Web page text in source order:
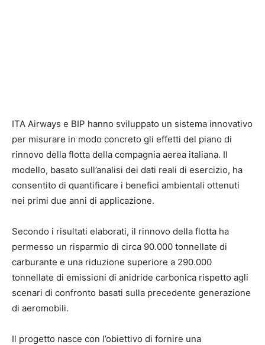
ITA Airways e BIP hanno sviluppato un sistema innovativo
per misurare in modo concreto gli effetti del piano di
rinnovo della flotta della compagnia aerea italiana. Il
modello, basato sull’analisi dei dati reali di esercizio, ha
consentito di quantificare i benefici ambientali ottenuti
nei primi due anni di applicazione.
Secondo i risultati elaborati, il rinnovo della flotta ha
permesso un risparmio di circa 90.000 tonnellate di
carburante e una riduzione superiore a 290.000
tonnellate di emissioni di anidride carbonica rispetto agli
scenari di confronto basati sulla precedente generazione
di aeromobili.
Il progetto nasce con l’obiettivo di fornire una